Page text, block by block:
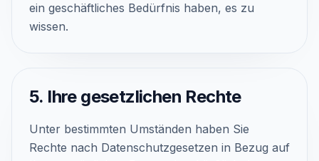
ein geschäftliches Bedürfnis haben, es zu
wissen.
5. Ihre gesetzlichen Rechte
Unter bestimmten Umständen haben Sie
Rechte nach Datenschutzgesetzen in Bezug auf